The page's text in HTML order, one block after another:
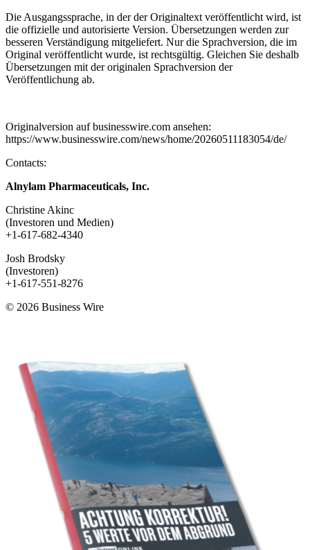
Die Ausgangssprache, in der der Originaltext veröffentlicht wird, ist
die offizielle und autorisierte Version. Übersetzungen werden zur
besseren Verständigung mitgeliefert. Nur die Sprachversion, die im
Original veröffentlicht wurde, ist rechtsgültig. Gleichen Sie deshalb
Übersetzungen mit der originalen Sprachversion der
Veröffentlichung ab.
Originalversion auf businesswire.com ansehen:
https://www.businesswire.com/news/home/20260511183054/de/
Contacts:
Alnylam Pharmaceuticals, Inc.
Christine Akinc
(Investoren und Medien)
+1-617-682-4340
Josh Brodsky
(Investoren)
+1-617-551-8276
© 2026 Business Wire